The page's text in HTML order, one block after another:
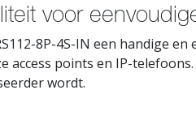
voor
8P-4S-IN een handige
access points en IP-
wordt.